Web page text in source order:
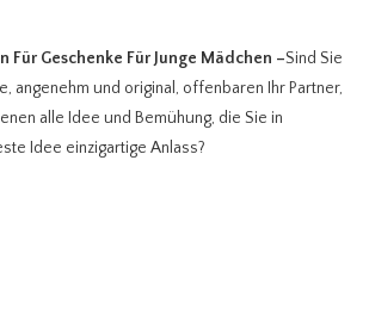
Für Geschenke Für Junge Mädchen –Sind Sie
angenehm und original, offenbaren Ihr Partner,
alle Idee und Bemühung, die Sie in
Idee einzigartige Anlass?